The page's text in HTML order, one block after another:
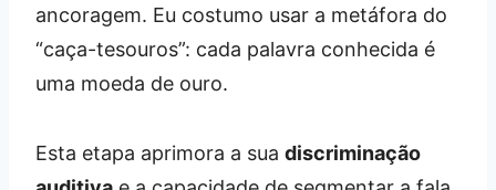
ancoragem. Eu costumo usar a metáfora do
“caça-tesouros”: cada palavra conhecida é
uma moeda de ouro.
Esta etapa aprimora a sua discriminação